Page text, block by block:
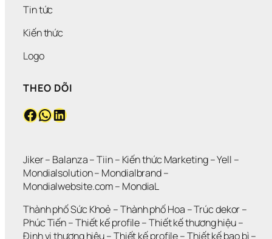
Tin tức
Kiến thức
Logo
THEO DÕI
Facebook WhatsApp LinkedIn
Jiker – Balanza – Tiin – Kiến thức Marketing – Yell
Mondialsolution – Mondialbrand
Mondialwebsite.com – MondiaL
Thành phố Sức Khoẻ – Thành phố Hoa – Trúc dekor
Phúc Tiến – Thiết kế profile – Thiết kế thương hiệu
Định vị thương hiệu – Thiết kế profile – Thiết kế bao bì